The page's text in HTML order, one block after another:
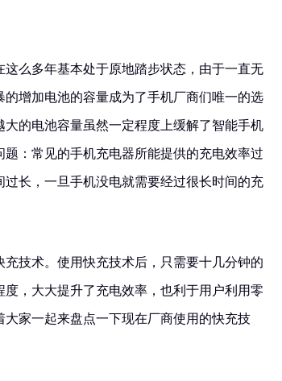
么多年基本处于原地踏步状态，由于一直无
增加电池的容量成为了手机厂商们唯一的选
大的电池容量虽然一定程度上缓解了智能手机
：常见的手机充电器所能提供的充电效率过
长，一旦手机没电就需要经过很长时间的充
技术。使用快充技术后，只需要十几分钟的
，大大提升了充电效率，也利于用户利用零
家一起来盘点一下现在厂商使用的快充技